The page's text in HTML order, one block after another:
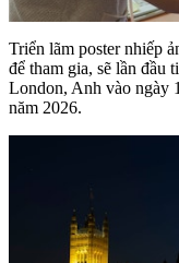
Triển lãm poster nhiếp
để tham gia, sẽ lần đầu
London, Anh vào ngày
năm 2026.